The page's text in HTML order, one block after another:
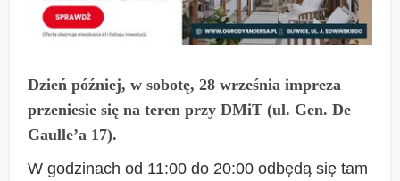
Dzień później, w sobotę, 28 września impreza
przeniesie się na teren przy DMiT (ul. Gen. De
Gaulle’a 17).
W godzinach od 11:00 do 20:00 odbędą się tam